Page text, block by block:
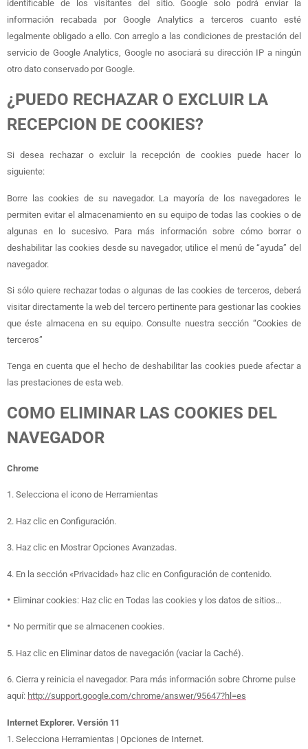
identificable de los visitantes del sitio. Google solo podrá enviar la
información recabada por Google Analytics a terceros cuanto esté
legalmente obligado a ello. Con arreglo a las condiciones de prestación del
servicio de Google Analytics, Google no asociará su dirección IP a ningún
otro dato conservado por Google.
¿PUEDO RECHAZAR O EXCLUIR LA
RECEPCION DE COOKIES?
Si desea rechazar o excluir la recepción de cookies puede hacer lo
siguiente:
Borre las cookies de su navegador. La mayoría de los navegadores le
permiten evitar el almacenamiento en su equipo de todas las cookies o de
algunas en lo sucesivo. Para más información sobre cómo borrar o
deshabilitar las cookies desde su navegador, utilice el menú de “ayuda” del
navegador.
Si sólo quiere rechazar todas o algunas de las cookies de terceros, deberá
visitar directamente la web del tercero pertinente para gestionar las cookies
que éste almacena en su equipo. Consulte nuestra sección “Cookies de
terceros”
Tenga en cuenta que el hecho de deshabilitar las cookies puede afectar a
las prestaciones de esta web.
COMO ELIMINAR LAS COOKIES DEL
NAVEGADOR
Chrome
1. Selecciona el icono de Herramientas
2. Haz clic en Configuración.
3. Haz clic en Mostrar Opciones Avanzadas.
4. En la sección «Privacidad» haz clic en Configuración de contenido.
• Eliminar cookies: Haz clic en Todas las cookies y los datos de sitios…
• No permitir que se almacenen cookies.
5. Haz clic en Eliminar datos de navegación (vaciar la Caché).
6. Cierra y reinicia el navegador. Para más información sobre Chrome pulse
aquí: http://support.google.com/chrome/answer/95647?hl=es
Internet Explorer. Versión 11
1. Selecciona Herramientas | Opciones de Internet.